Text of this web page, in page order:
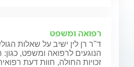
רפואה ומשפט
ד"ר רן לין ישיב על שאלות
הנוגעים לרפואה ומשפט, כגון:
זכויות החולה, חוות דעת